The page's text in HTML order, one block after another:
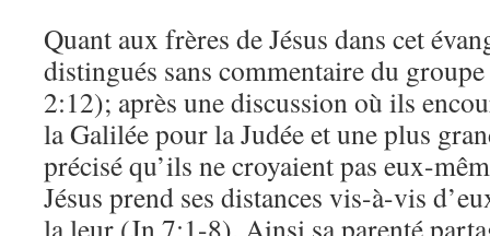
Quant aux frères de Jésus dans cet
distingués sans commentaire du
2:12); après une discussion où ils
la Galilée pour la Judée et une plus
précisé qu’ils ne croyaient pas eux-
Jésus prend ses distances vis-à-vis
la leur (Jn 7:1-8). Ainsi sa parenté